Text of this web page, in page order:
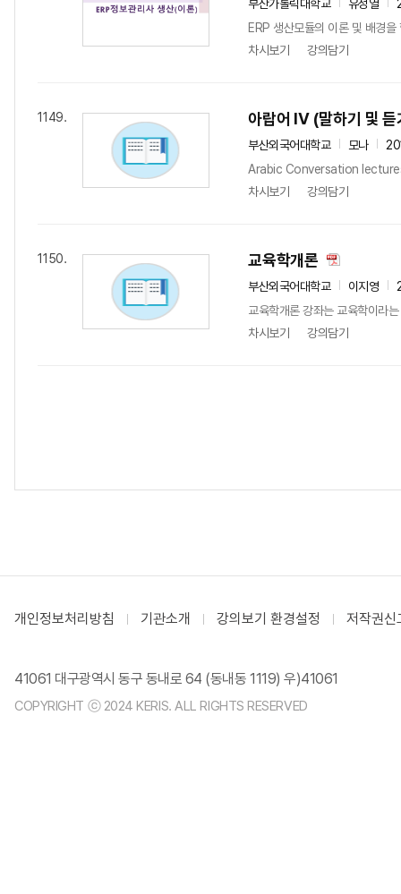
부산가톨릭대학교 유성열
ERP 생산모듈의 이론 및 배경을
차시보기
강의담기
1149. 아랍어 IV (말하기 및 듣
부산외국어대학교 모나
Arabic Conversation
차시보기
강의담기
1150. 교육학개론
부산외국어대학교 이지영
교육학개론 강좌는 교육학이라
차시보기
강의담기
개인정보처리방침 기관소개 강의보기 환경설정 저작권신
41061 대구광역시 동구 동내로 64 (동내동 1119) 우)41061
COPYRIGHT ⓒ 2024 KERIS. ALL RIGHTS RESERVED